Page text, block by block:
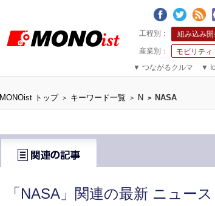
組み込み開
モビリティ
▼ つながるクルマ ▼
MONOist トップ > キーワード一覧 > N > NASA
「NASA」関連の最新 ニュー